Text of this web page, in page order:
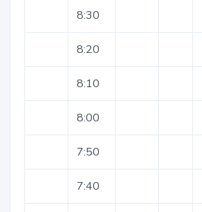
8:30
8:20
8:10
8:00
7:50
7:40